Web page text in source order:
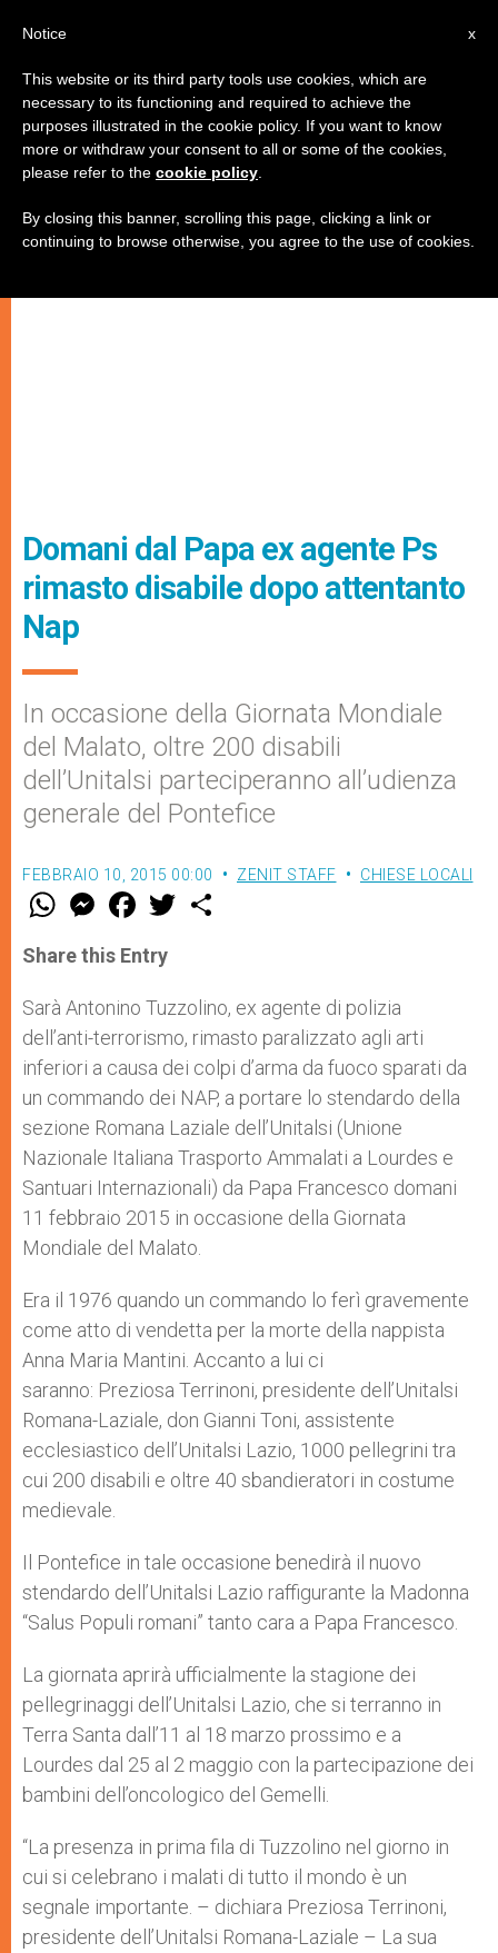
Domani dal Papa ex agente Ps
rimasto disabile dopo attentanto
Nap
In occasione della Giornata Mondiale
del Malato, oltre 200 disabili
dell’Unitalsi parteciperanno all’udienza
generale del Pontefice
FEBBRAIO 10, 2015 00:00 ZENIT STAFF CHIESE LOCALI
W
t
s
p
p
M
e
s
e
g
e
r
F
a
e
b
o
w
r
Share this Entry
Sarà Antonino Tuzzolino, ex agente di polizia
dell’anti-terrorismo, rimasto paralizzato agli arti
inferiori a causa dei colpi d’arma da fuoco sparati da
un commando dei NAP, a portare lo stendardo della
sezione Romana Laziale dell’Unitalsi (Unione
Nazionale Italiana Trasporto Ammalati a Lourdes e
Santuari Internazionali) da Papa Francesco domani
11 febbraio 2015 in occasione della Giornata
Mondiale del Malato.
Era il 1976 quando un commando lo ferì gravemente
come atto di vendetta per la morte della nappista
Anna Maria Mantini. Accanto a lui ci
saranno: Preziosa Terrinoni, presidente dell’Unitalsi
Romana-Laziale, don Gianni Toni, assistente
ecclesiastico dell’Unitalsi Lazio, 1000 pellegrini tra
cui 200 disabili e oltre 40 sbandieratori in costume
medievale.
Il Pontefice in tale occasione benedirà il nuovo
stendardo dell’Unitalsi Lazio raffigurante la Madonna
“Salus Populi romani” tanto cara a Papa Francesco.
La giornata aprirà ufficialmente la stagione dei
pellegrinaggi dell’Unitalsi Lazio, che si terranno in
Terra Santa dall’11 al 18 marzo prossimo e a
Lourdes dal 25 al 2 maggio con la partecipazione dei
bambini dell’oncologico del Gemelli.
“La presenza in prima fila di Tuzzolino nel giorno in
cui si celebrano i malati di tutto il mondo è un
segnale importante. – dichiara Preziosa Terrinoni,
presidente dell’Unitalsi Romana-Laziale – La sua
x
Notice
This website or its third party tools use cookies, which are
necessary to its functioning and required to achieve the
purposes illustrated in the cookie policy. If you want to know
more or withdraw your consent to all or some of the cookies,
please refer to the cookie policy
By closing this banner, scrolling this page, clicking a link or
continuing to browse otherwise, you agree to the use of cookies.